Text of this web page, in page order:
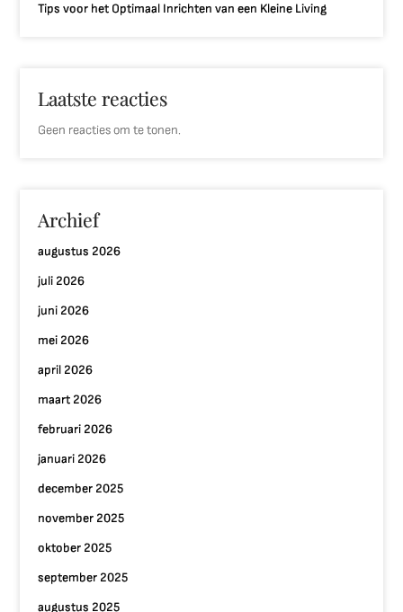
Tips voor het Optimaal Inrichten van een Kleine Living
Laatste reacties
Geen reacties om te tonen.
Archief
augustus 2026
juli 2026
juni 2026
mei 2026
april 2026
maart 2026
februari 2026
januari 2026
december 2025
november 2025
oktober 2025
september 2025
augustus 2025